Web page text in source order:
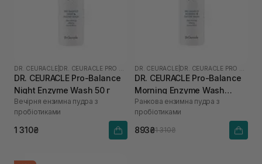
DR. CEURACLE
DR. CEURACLE Pro-Balance
Night Enzyme Wash 50 г
Вечірня ензимна пудра з
пробіотиками
1 310₴
DR. CEURACLE
DR. CEURACLE Pro-Balance
Morning Enzyme Wash
(термін до 01.27р.) 50 г
Ранкова ензимна пудра з
пробіотиками
893₴1 310₴